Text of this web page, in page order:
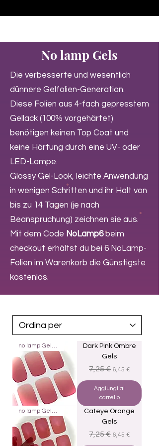
No lamp Gels
Die verbesserte und wesentlich
dünnere Gelfolien-Generation.
Diese Folien aus 4-fach gepresstem
Gellack (100% vorgehärtet)
benötigen keinen Top Coat und
keine Härtung durch eine UV- oder
LED-Lampe.
Glossy Gel-Look, leichte Anwendung
in wenigen Schritten und ihr Halt von
bis zu 14 Tagen (je nach
Beanspruchung) zeichnen sie aus.
Mit dem Code NoLamp6beim
checkout erhältst du bei 6 NoLamp-
Folien im Warenkorb die Günstigste
kostenlos.
no lamp Gels 20
Dark Pink Ombre
Gels
Prezzo regolare
7,25 € Prezzo scontato
6,45 €
Aggiungi al
carrello
no lamp Gels 20
Cateye Orange
Gels
Prezzo regolare
7,25 € Prezzo scontato
6,45 €